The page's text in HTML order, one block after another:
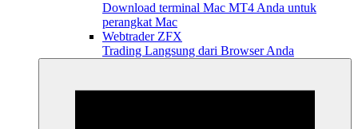
Download terminal Mac MT4 Anda untuk
perangkat Mac
Webtrader ZFX
Trading Langsung dari Browser Anda